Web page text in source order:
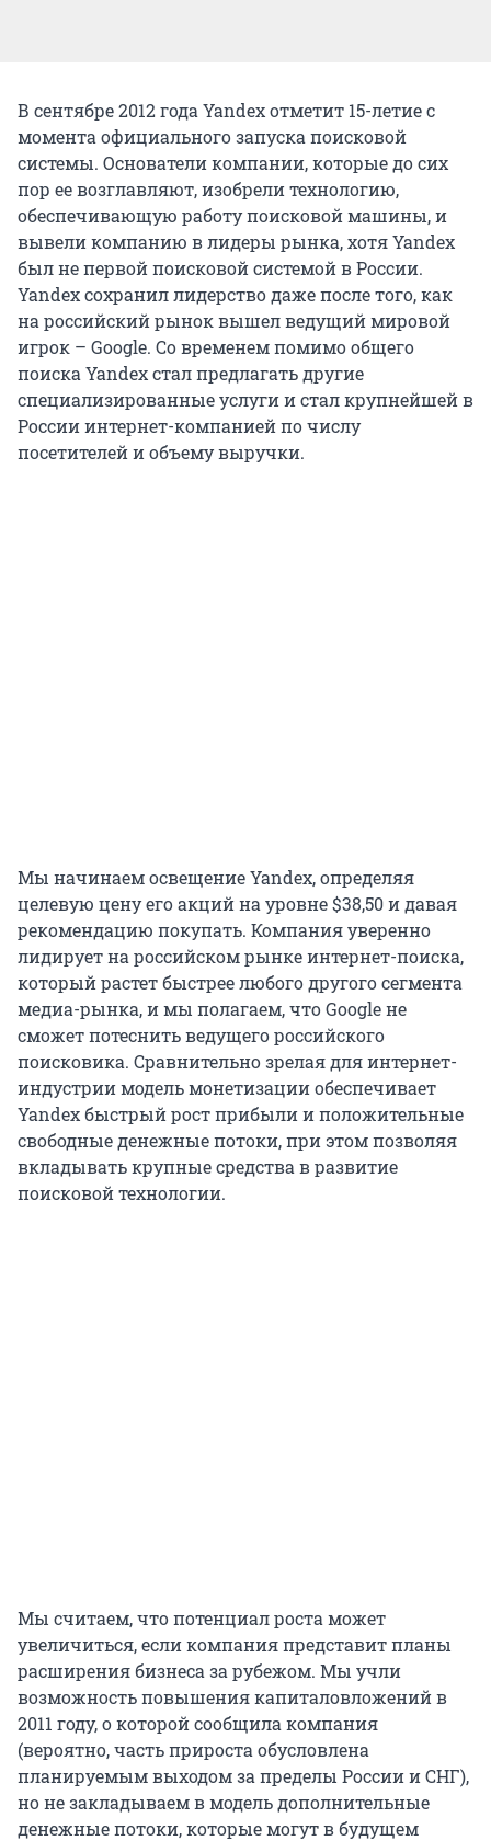
В сентябре 2012 года Yandex отметит 15-летие с
момента официального запуска поисковой
системы. Основатели компании, которые до сих
пор ее возглавляют, изобрели технологию,
обеспечивающую работу поисковой машины, и
вывели компанию в лидеры рынка, хотя Yandex
был не первой поисковой системой в России.
Yandex сохранил лидерство даже после того, как
на российский рынок вышел ведущий мировой
игрок – Google. Со временем помимо общего
поиска Yandex стал предлагать другие
специализированные услуги и стал крупнейшей в
России интернет-компанией по числу
посетителей и объему выручки.
Мы начинаем освещение Yandex, определяя
целевую цену его акций на уровне $38,50 и давая
рекомендацию покупать. Компания уверенно
лидирует на российском рынке интернет-поиска,
который растет быстрее любого другого сегмента
медиа-рынка, и мы полагаем, что Google не
сможет потеснить ведущего российского
поисковика. Сравнительно зрелая для интернет-
индустрии модель монетизации обеспечивает
Yandex быстрый рост прибыли и положительные
свободные денежные потоки, при этом позволяя
вкладывать крупные средства в развитие
поисковой технологии.
Мы считаем, что потенциал роста может
увеличиться, если компания представит планы
расширения бизнеса за рубежом. Мы учли
возможность повышения капиталовложений в
2011 году, о которой сообщила компания
(вероятно, часть прироста обусловлена
планируемым выходом за пределы России и СНГ),
но не закладываем в модель дополнительные
денежные потоки, которые могут в будущем